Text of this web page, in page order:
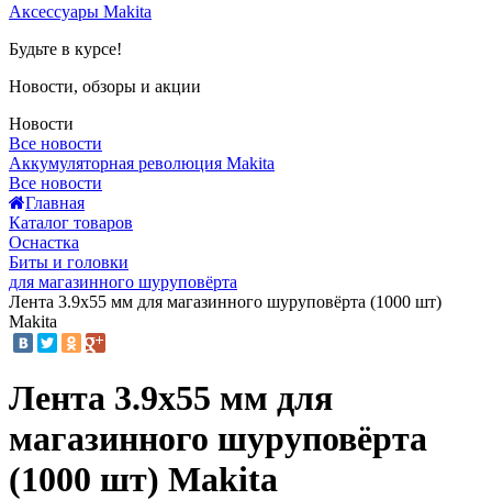
Аксессуары Makita
Будьте в курсе!
Новости, обзоры и акции
Новости
Все новости
Аккумуляторная революция Makita
Все новости
Главная
Каталог товаров
Оснастка
Биты и головки
для магазинного шуруповёрта
Лента 3.9x55 мм для магазинного шуруповёрта (1000 шт)
Makita
Лента 3.9x55 мм для
магазинного шуруповёрта
(1000 шт) Makita